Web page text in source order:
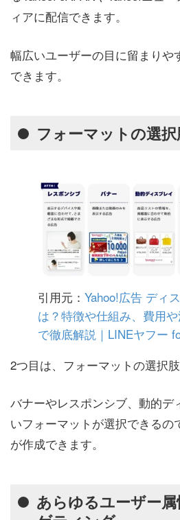
ィアに配信できます。
幅広いユーザーの目に留まりや
できます。
フォーマットの選
引用元： Yahoo!広告 ディ
は？特徴や仕組み、費用
で徹底解説｜LINEヤフー
2つ目は、フォーマットの選択
バナーやレスポンシブ、動的デ
いフォーマットが選択できるの
が作成できます。
あらゆるユーザー